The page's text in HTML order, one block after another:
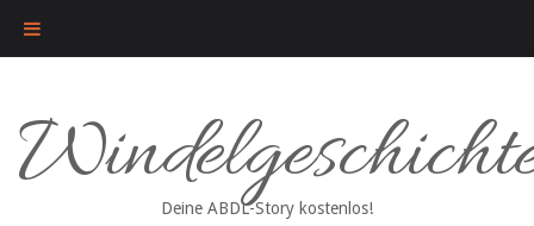
content
Deine ABDL-Story kostenlos!